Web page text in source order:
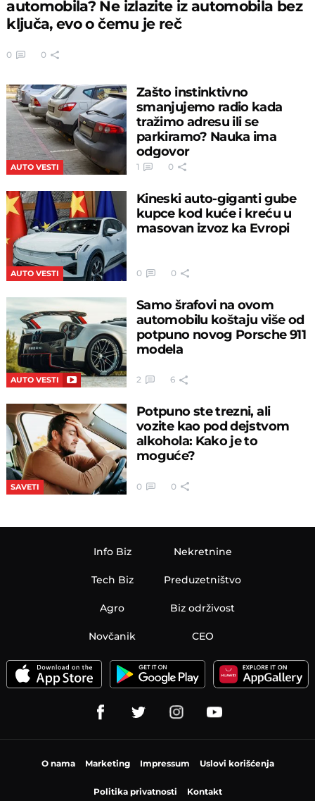
automobila? Ne izlazite iz automobila bez
ključa, evo o čemu je reč
0 0
AUTO VESTI
Zašto instinktivno
smanjujemo radio kada
tražimo adresu ili se
parkiramo? Nauka ima
odgovor
1 0
AUTO VESTI
Kineski auto-giganti gube
kupce kod kuće i kreću u
masovan izvoz ka Evropi
0 0
AUTO VESTI
Samo šrafovi na ovom
automobilu koštaju više od
potpuno novog Porsche 911
modela
2 6
SAVETI
Potpuno ste trezni, ali
vozite kao pod dejstvom
alkohola: Kako je to
moguće?
0 0
Info Biz
Tech Biz
Agro
Nekretnine
Preduzetništvo
Biz održivost
Novčanik CEO
O nama Marketing Impressum Uslovi korišćenja
Politika privatnosti Kontakt